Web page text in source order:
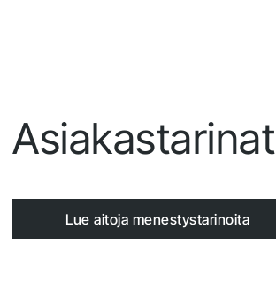
Asiakastarinat
Lue aitoja menestystarinoita